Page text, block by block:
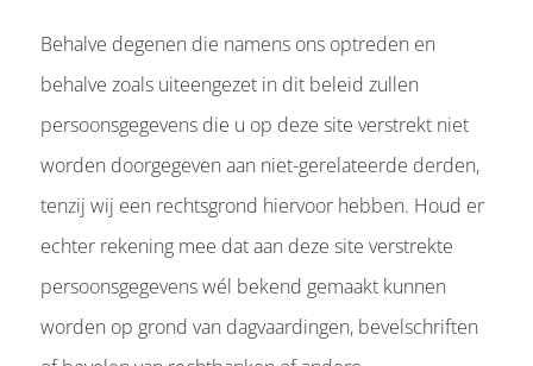
Behalve degenen die namens ons optreden en
behalve zoals uiteengezet in dit beleid zullen
persoonsgegevens die u op deze site verstrekt niet
worden doorgegeven aan niet-gerelateerde derden,
tenzij wij een rechtsgrond hiervoor hebben. Houd er
echter rekening mee dat aan deze site verstrekte
persoonsgegevens wél bekend gemaakt kunnen
worden op grond van dagvaardingen, bevelschriften